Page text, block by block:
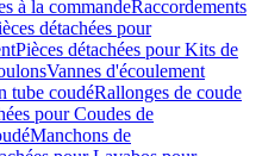
à la commandeRaccordements
détachées pour
Pièces détachées pour Kits de
Vannes d'écoulement
tube coudéRallonges de coude
pour Coudes de
Manchons de